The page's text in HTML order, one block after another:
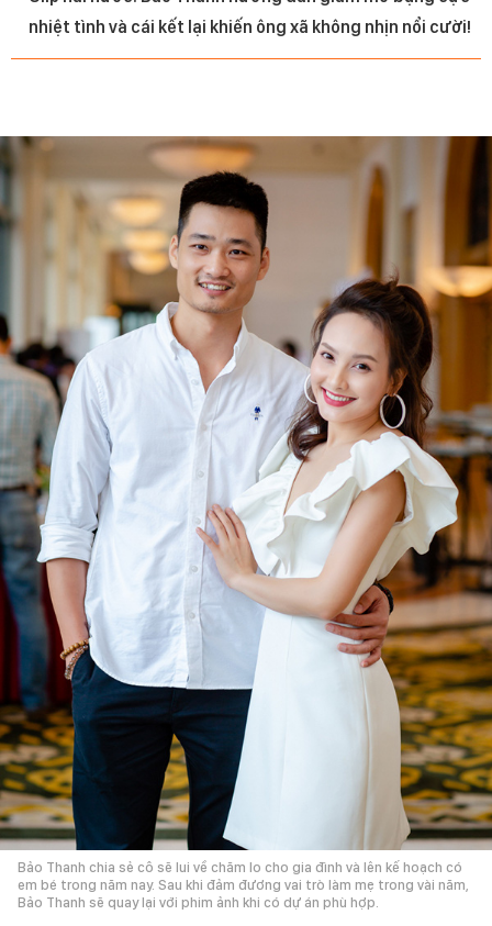
nhiệt tình và cái kết lại khiến ông xã không nhịn nổi cười!
Bảo Thanh chia sẻ cô sẽ lui về chăm lo cho gia đình và lên kế hoạch có
em bé trong năm nay. Sau khi đảm đương vai trò làm mẹ trong vài năm,
Bảo Thanh sẽ quay lại với phim ảnh khi có dự án phù hợp.